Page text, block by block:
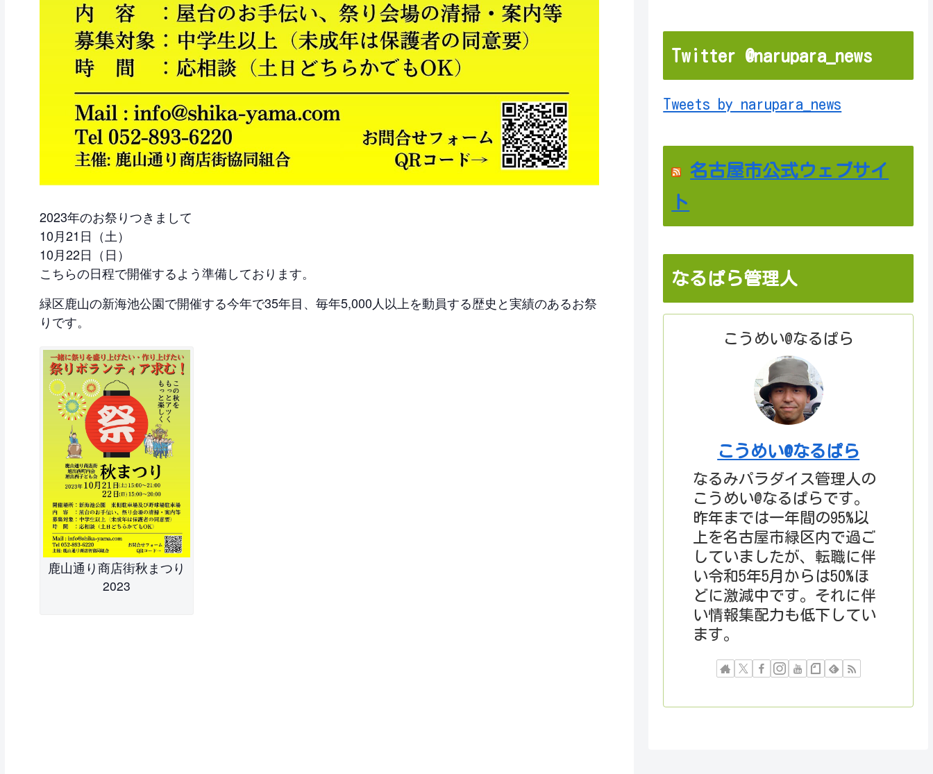
2023年のお祭りつきまして
10月21日（土）
10月22日（日）
こちらの日程で開催するよう準備しております。
緑区鹿山の新海池公園で開催する今年で35年目、毎年5,000人以上を動員する歴史と実績のあるお祭
りです。
鹿山通り商店街秋まつり
2023
Twitter @narupara_news
Tweets by narupara_news
名古屋市公式ウェブサイ
ト
なるぱら管理人
こうめい@なるぱら
こうめい@なるぱら
なるみパラダイス管理人の
こうめい@なるぱらです。
昨年までは一年間の95%以
上を名古屋市緑区内で過ご
していましたが、転職に伴
い令和5年5月からは50%ほ
どに激減中です。それに伴
い情報集配力も低下してい
ます。